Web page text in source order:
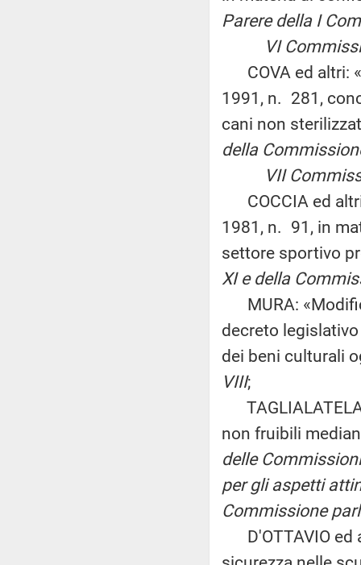
Parere della I
VI
COVA ed altri:
1991, n. 281,
cani non
della
VII
COCCIA ed
1981, n. 91, in
settore sportivo
XI e della
MURA:
decreto
dei beni culturali
VIII;
non fruibili
delle
per gli aspetti
Commissione
D'OTTAVIO ed